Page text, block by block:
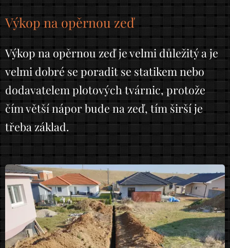
Výkop na opěrnou zeď
Výkop na opěrnou zeď je velmi důležitý a je
velmi dobré se poradit se statikem nebo
dodavatelem plotových tvárnic, protože
čím větší nápor bude na zeď, tím širší je
třeba základ.